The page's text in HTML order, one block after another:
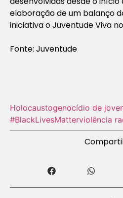
elaboração de um balanço
iniciativa o Juventude Viva
Fonte: Juventude
Holocausto‬genocídio de
#BlackLivesMatterviolência